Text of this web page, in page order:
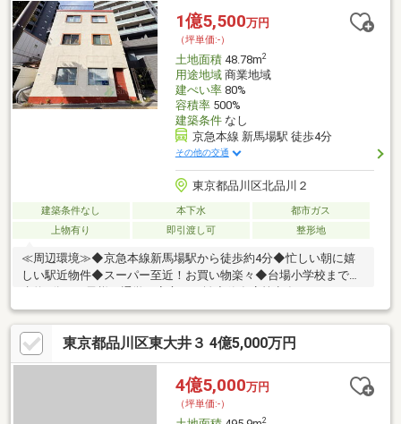
1億5,500万円
（坪単価:-）
土地面積48.78m2
用途地域商業地域
建ぺい率80%
容積率500%
建築条件なし
京急本線 新馬場駅 徒歩4分
その他の交通
東京都品川区北品川２
建築条件なし 本下水
都市ガス
上物有り
即引渡し可 整形地
≪周辺環境≫◆京急本線新馬場駅から徒歩約4分◆忙しい朝に嬉
しい駅近物件◆スーパー至近！お買い物楽々◆台場小学校まで徒
生活利便性◎≪個性あふれる住まいを実現≫◆土地面積約14.75坪
◆多彩なプランニングが可能な整形地◆間口約8.5ｍ！見晴らしの
良い区画◆古家利用も可能です◆建築条件はございません◆お好
きなハウスメーカーで建築可能ですご要望をお伺いしオリジナル
のプランを無料にて作成します。お気軽にお問い合わせくださ
い。お問い合わせは【フリーダイヤル：0120-133-468】まで♪♪
東京都品川区東大井３ 4億5,000万円
4億5,000万円
（坪単価:-）
2